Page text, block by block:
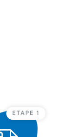
ETAPE 1